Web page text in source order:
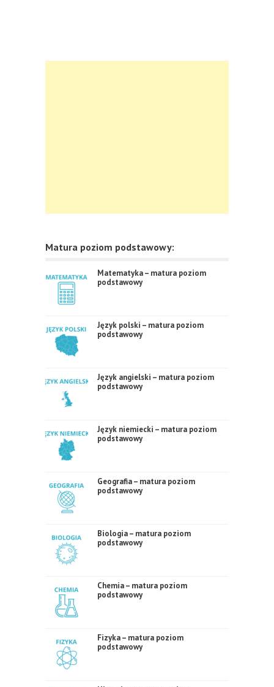
Matura poziom podstawowy:
Matematyka – matura poziom
podstawowy
Język polski – matura poziom
podstawowy
Język angielski – matura poziom
podstawowy
Język niemiecki – matura poziom
podstawowy
Geografia – matura poziom
podstawowy
Biologia – matura poziom
podstawowy
Chemia – matura poziom
podstawowy
Fizyka – matura poziom
podstawowy